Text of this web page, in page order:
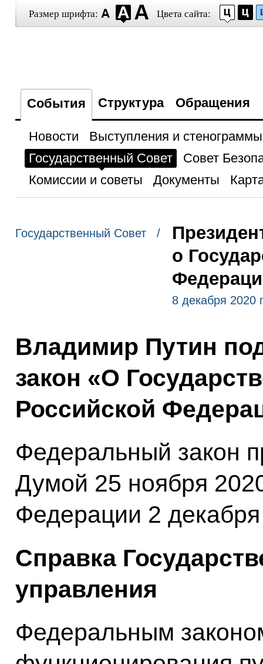
Размер шрифта: Цвета сайта:
События Структура Обращения
Новости
Выступления и стенограммы
Государственный Совет
Совет
Комиссии и советы
Документы
Государственный Совет /
о
8 декабря 2020
Владимир Путин
закон «О
Российской
Федеральный закон
Думой 25 ноября
Федерации 2
Справка
управления
Федеральным